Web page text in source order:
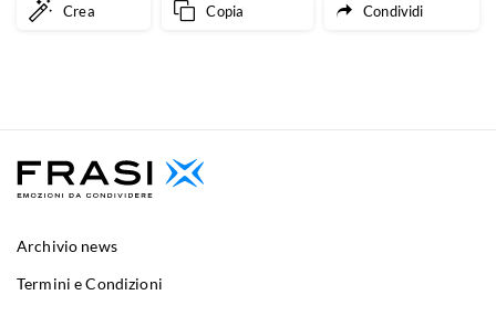
Crea Copia Condividi
Archivio news
Termini e Condizioni